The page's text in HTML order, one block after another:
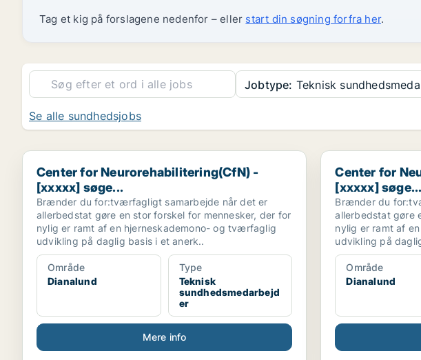
Tag et kig på forslagene nedenfor – eller start din søgning forfra her.
Jobtype: Teknisk
Se alle sundhedsjobs
Center for Neurorehabilitering(CfN) - [xxxxx] søge...
Center for Neurorehabilitering(CfN) -
[xxxxx] søge...
Brænder du for:tværfagligt samarbejde når det er
allerbedstat gøre en stor forskel for mennesker, der for
nylig er ramt af en hjerneskademono- og tværfaglig
udvikling på daglig basis i et anerk..
Område
Dianalund
Type
Teknisk
sundhedsmedarbejd
er
Mere info
Center for
Center for
[xxxxx] søge...
Brænder du
allerbedstat gøre
nylig er ramt af
udvikling på
Område
Dianalund